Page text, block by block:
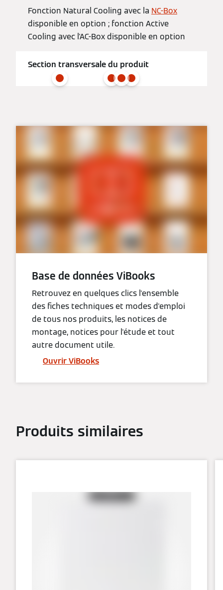
Fonction Natural Cooling avec la NC-Box
disponible en option ; fonction Active
Cooling avec l'AC-Box disponible en option
Section transversale du produit
Base de données ViBooks
Retrouvez en quelques clics l'ensemble
des fiches techniques et modes d'emploi
de tous nos produits, les notices de
montage, notices pour l'étude et tout
autre document utile.
Ouvrir ViBooks
Produits similaires